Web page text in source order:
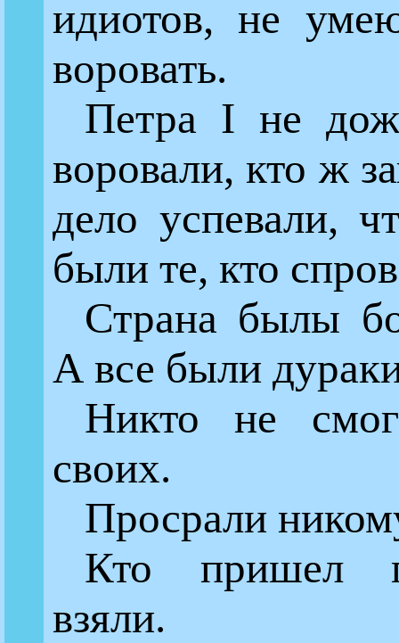
идиотов, не
воровать.
Петра I не
воровали, кто ж
дело успевали,
были те, кто
Страна былы
А все были
Никто не
своих.
Просрали
Кто пришел
взяли.